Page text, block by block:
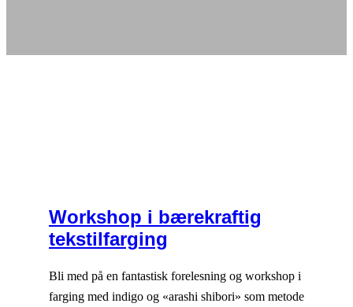
Workshop i bærekraftig
tekstilfarging
Bli med på en fantastisk forelesning og workshop i
farging med indigo og «arashi shibori» som metode